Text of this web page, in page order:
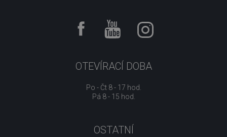
OTEVÍRACÍ DOBA
Po - Čt 8 - 17 hod.
Pá 8 - 15 hod.
OSTATNÍ